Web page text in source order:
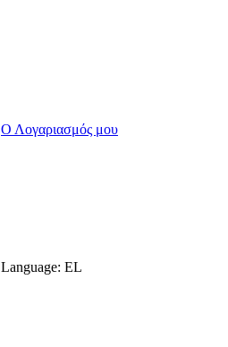
Ο Λογαριασμός μου
Language: EL